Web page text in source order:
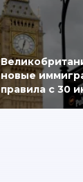
новые
правила с 30